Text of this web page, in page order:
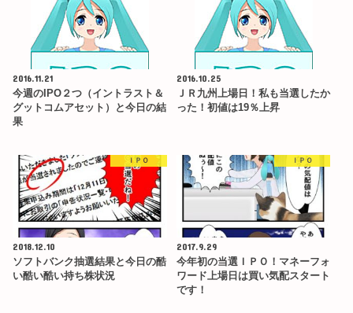
2016.11.21
今週のIPO２つ（イントラスト＆
グットコムアセット）と今日の結
果
2016.10.25
ＪＲ九州上場日！私も当選したか
った！初値は19％上昇
ＩＰＯ
2018.12.10
ソフトバンク抽選結果と今日の酷
い酷い酷い持ち株状況
ＩＰＯ
2017.9.29
今年初の当選ＩＰＯ！マネーフォ
ワード上場日は買い気配スタート
です！